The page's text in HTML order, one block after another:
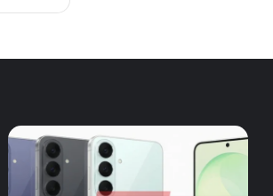
رندرهای
جدید
گلکسی